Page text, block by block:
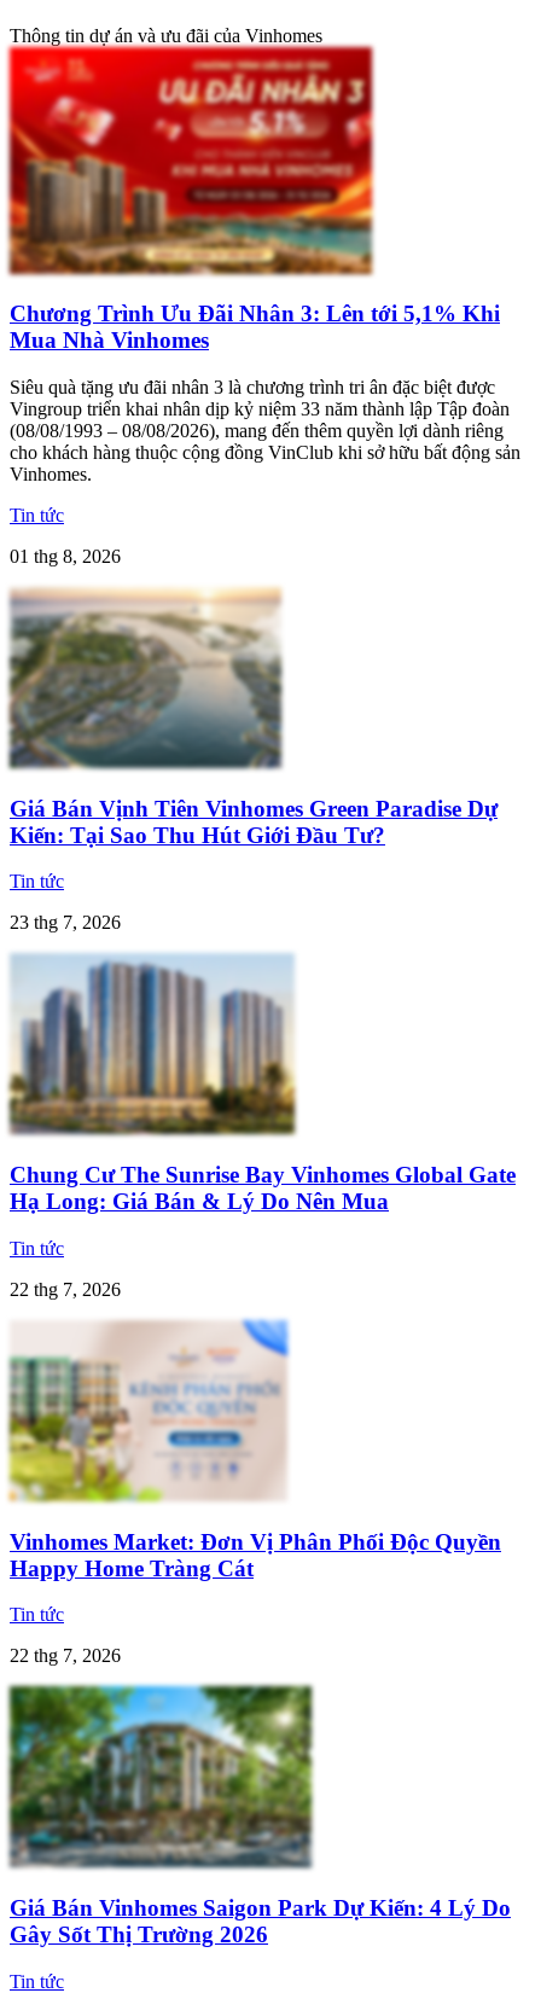
Thông tin dự án và ưu đãi của Vinhomes
Chương Trình Ưu Đãi Nhân 3: Lên tới 5,1% Khi
Mua Nhà Vinhomes
Siêu quà tặng ưu đãi nhân 3 là chương trình tri ân đặc biệt được
Vingroup triển khai nhân dịp kỷ niệm 33 năm thành lập Tập đoàn
(08/08/1993 – 08/08/2026), mang đến thêm quyền lợi dành riêng
cho khách hàng thuộc cộng đồng VinClub khi sở hữu bất động sản
Vinhomes.
Tin tức
01 thg 8, 2026
Giá Bán Vịnh Tiên Vinhomes Green Paradise Dự
Kiến: Tại Sao Thu Hút Giới Đầu Tư?
Tin tức
23 thg 7, 2026
Chung Cư The Sunrise Bay Vinhomes Global Gate
Hạ Long: Giá Bán & Lý Do Nên Mua
Tin tức
22 thg 7, 2026
Vinhomes Market: Đơn Vị Phân Phối Độc Quyền
Happy Home Tràng Cát
Tin tức
22 thg 7, 2026
Giá Bán Vinhomes Saigon Park Dự Kiến: 4 Lý Do
Gây Sốt Thị Trường 2026
Tin tức